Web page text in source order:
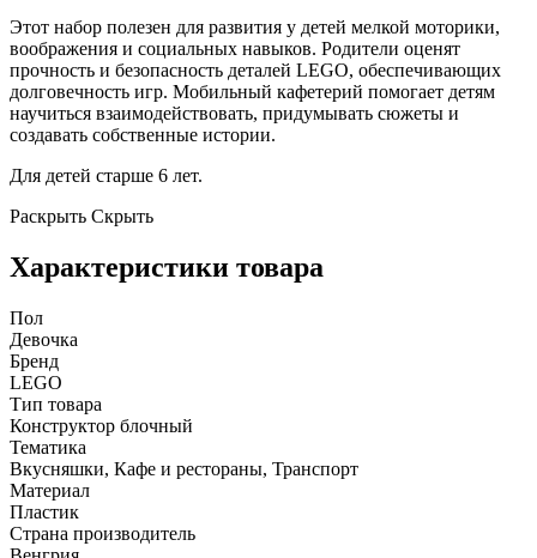
Этот набор полезен для развития у детей мелкой моторики,
воображения и социальных навыков. Родители оценят
прочность и безопасность деталей LEGO, обеспечивающих
долговечность игр. Мобильный кафетерий помогает детям
научиться взаимодействовать, придумывать сюжеты и
создавать собственные истории.
Для детей старше 6 лет.
Раскрыть Скрыть
Характеристики товара
Пол
Девочка
Бренд
LEGO
Тип товара
Конструктор блочный
Тематика
Вкусняшки, Кафе и рестораны, Транспорт
Материал
Пластик
Страна производитель